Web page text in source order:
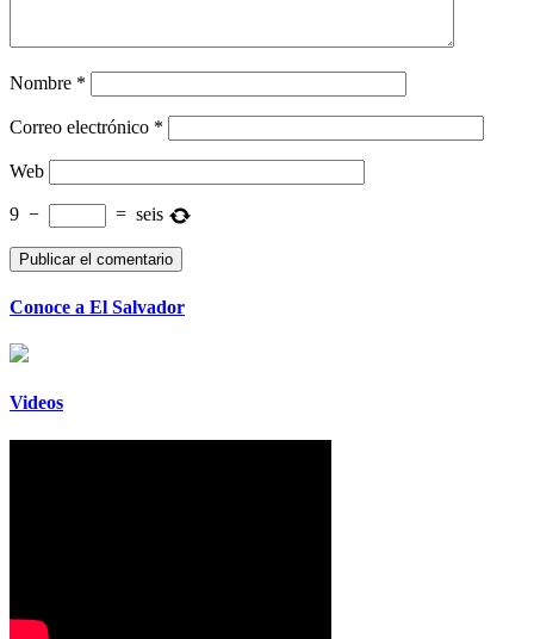
Nombre *
Correo electrónico *
Web
9 − = seis
Conoce a El Salvador
Videos